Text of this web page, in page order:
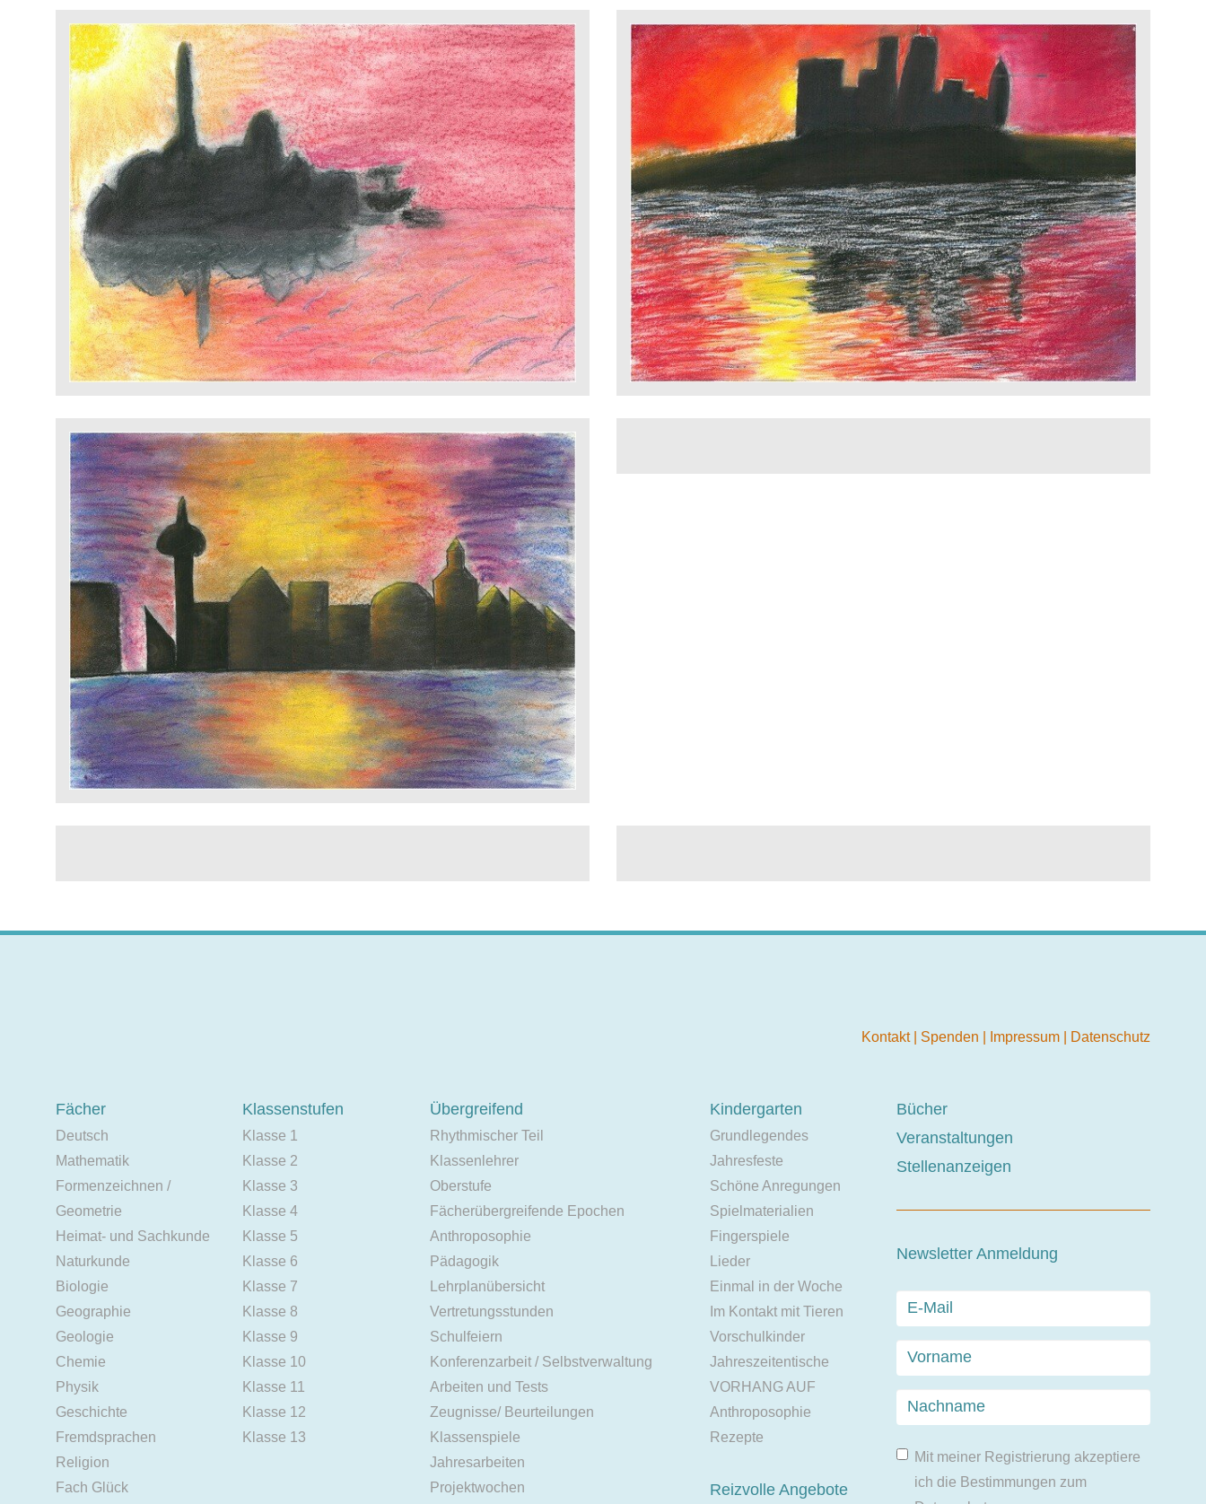
Kontakt Spenden Impressum Datenschutz
Fächer
Deutsch
Mathematik
Formenzeichnen /
Geometrie
Heimat- und Sachkunde
Naturkunde
Biologie
Geographie
Geologie
Chemie
Physik
Geschichte
Fremdsprachen
Religion
Fach Glück
Klassenstufen
Klasse 1
Klasse 2
Klasse 3
Klasse 4
Klasse 5
Klasse 6
Klasse 7
Klasse 8
Klasse 9
Klasse 10
Klasse 11
Klasse 12
Klasse 13
Übergreifend
Rhythmischer Teil
Klassenlehrer
Oberstufe
Fächerübergreifende Epochen
Anthroposophie
Pädagogik
Lehrplanübersicht
Vertretungsstunden
Schulfeiern
Konferenzarbeit / Selbstverwaltung
Arbeiten und Tests
Zeugnisse/ Beurteilungen
Klassenspiele
Jahresarbeiten
Projektwochen
Kindergarten
Grundlegendes
Jahresfeste
Schöne Anregungen
Spielmaterialien
Fingerspiele
Lieder
Einmal in der Woche
Im Kontakt mit Tieren
Vorschulkinder
Jahreszeitentische
VORHANG AUF
Anthroposophie
Rezepte
Reizvolle Angebote
Bücher
Veranstaltungen
Stellenanzeigen
Newsletter Anmeldung
Mit meiner Registrierung akzeptiere
ich die Bestimmungen zum